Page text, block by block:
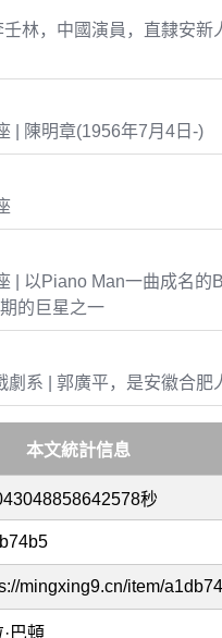
林，中國演員，直隸安新
| 陳明章(1956年7月4日-)
| 以Piano Man一曲成名的
的巨星之一
劇系 | 郭廣平，是安徽合肥
本文統計信息
秒
mingxing9.cn/item/
巴頓